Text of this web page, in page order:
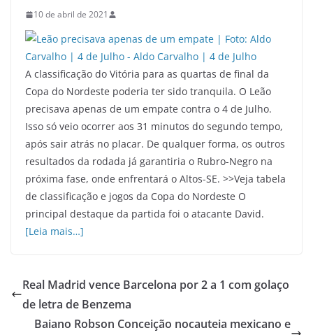
10 de abril de 2021
A classificação do Vitória para as quartas de final da
Copa do Nordeste poderia ter sido tranquila. O Leão
precisava apenas de um empate contra o 4 de Julho.
Isso só veio ocorrer aos 31 minutos do segundo tempo,
após sair atrás no placar. De qualquer forma, os outros
resultados da rodada já garantiria o Rubro-Negro na
próxima fase, onde enfrentará o Altos-SE. >>Veja tabela
de classificação e jogos da Copa do Nordeste O
principal destaque da partida foi o atacante David.
[Leia mais…]
Real Madrid vence Barcelona por 2 a 1 com golaço
de letra de Benzema
Baiano Robson Conceição nocauteia mexicano e